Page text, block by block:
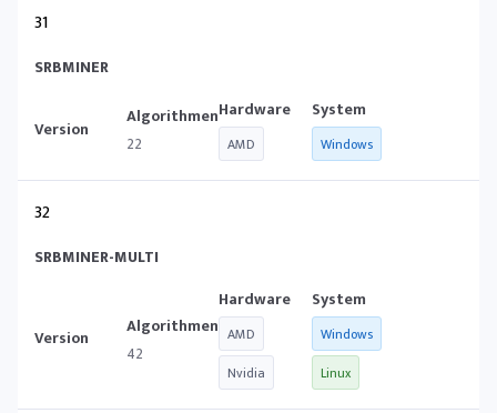
31
SRBMINER
22 AMD Windows
32
SRBMINER-MULTI
42
AMD
Nvidia
Windows
Linux